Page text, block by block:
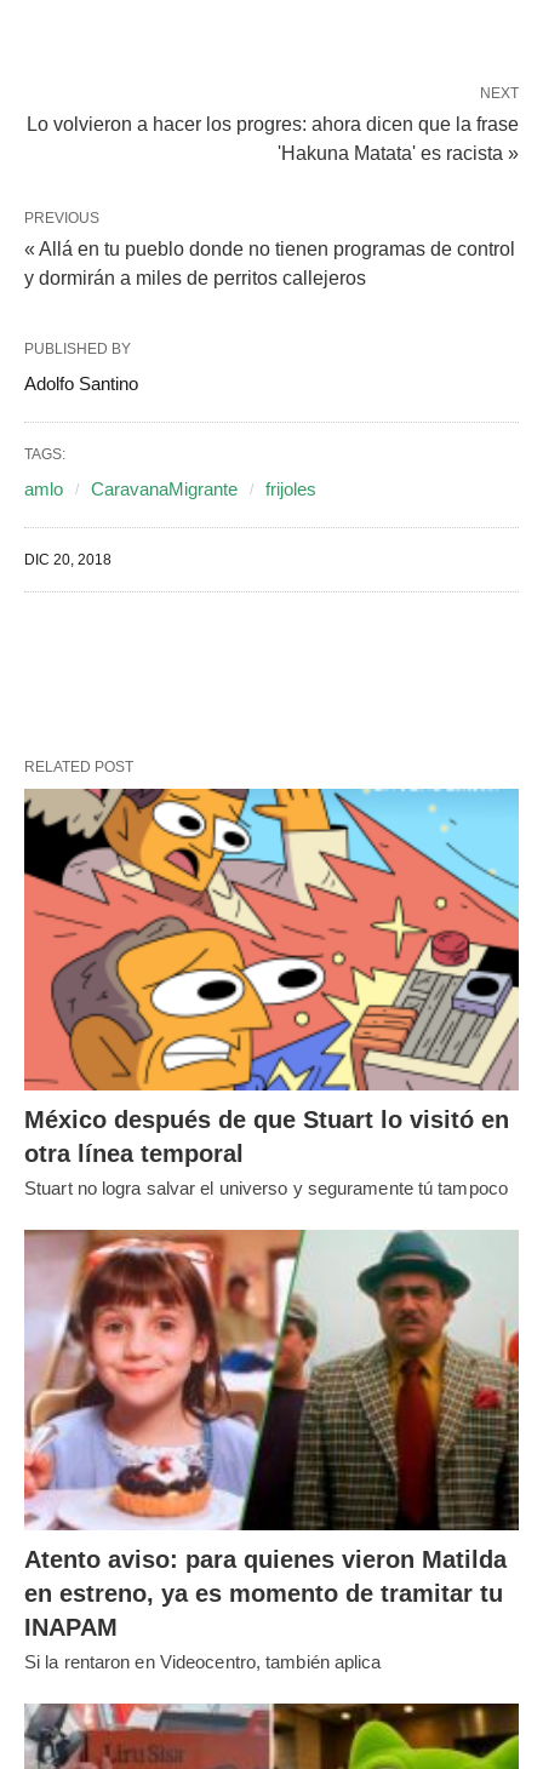
NEXT
Lo volvieron a hacer los progres: ahora dicen que la frase
'Hakuna Matata' es racista »
PREVIOUS
« Allá en tu pueblo donde no tienen programas de control
y dormirán a miles de perritos callejeros
PUBLISHED BY
Adolfo Santino
TAGS:
amlo CaravanaMigrante frijoles
DIC 20, 2018
RELATED POST
México después de que Stuart lo visitó en
otra línea temporal
Stuart no logra salvar el universo y seguramente tú tampoco
Atento aviso: para quienes vieron Matilda
en estreno, ya es momento de tramitar tu
INAPAM
Si la rentaron en Videocentro, también aplica